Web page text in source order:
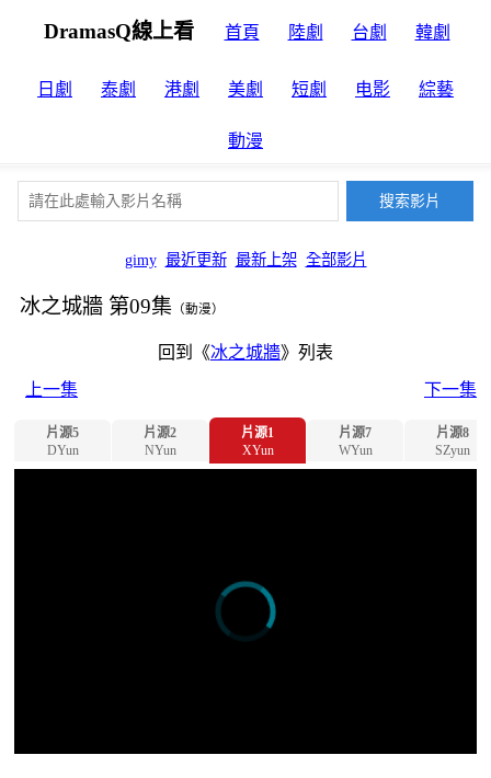
DramasQ線上看 首頁 陸劇 台劇 韓劇
日劇 泰劇 港劇 美劇 短劇 电影 綜藝
動漫
gimy 最近更新 最新上架 全部影片
冰之城牆 第09集 （動漫）
回到《冰之城牆》列表
上一集
下一集
片源5
DYun
片源2
NYun
片源1
XYun
片源7
WYun
片源8
SZyun